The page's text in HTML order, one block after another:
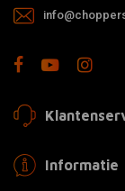
Informatie